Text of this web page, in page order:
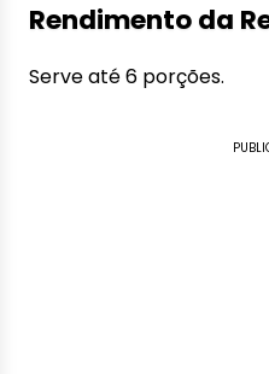
Rendimento da
Serve até 6 porções.